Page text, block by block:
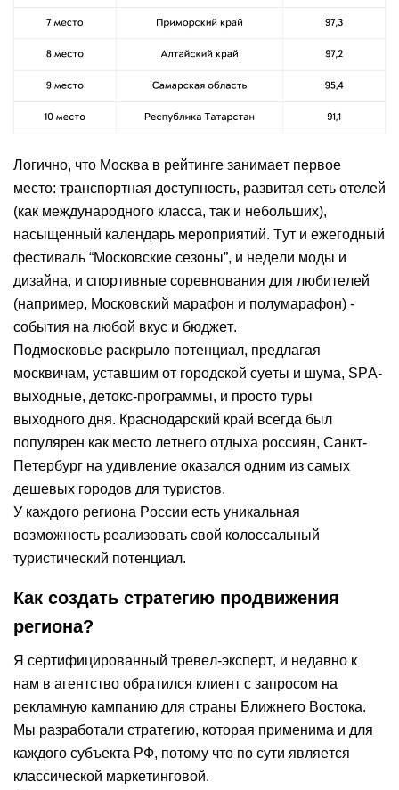
Логично, что Москва в рейтинге занимает первое
место: транспортная доступность, развитая сеть отелей
(как международного класса, так и небольших),
насыщенный календарь мероприятий. Тут и ежегодный
фестиваль “Московские сезоны”, и недели моды и
дизайна, и спортивные соревнования для любителей
(например, Московский марафон и полумарафон) -
события на любой вкус и бюджет.
Подмосковье раскрыло потенциал, предлагая
москвичам, уставшим от городской суеты и шума, SPA-
выходные, детокс-программы, и просто туры
выходного дня. Краснодарский край всегда был
популярен как место летнего отдыха россиян, Санкт-
Петербург на удивление оказался одним из самых
дешевых городов для туристов.
У каждого региона России есть уникальная
возможность реализовать свой колоссальный
туристический потенциал.
Как создать стратегию продвижения
региона?
Я сертифицированный тревел-эксперт, и недавно к
нам в агентство обратился клиент с запросом на
рекламную кампанию для страны Ближнего Востока.
Мы разработали стратегию, которая применима и для
каждого субъекта РФ, потому что по сути является
классической маркетинговой.